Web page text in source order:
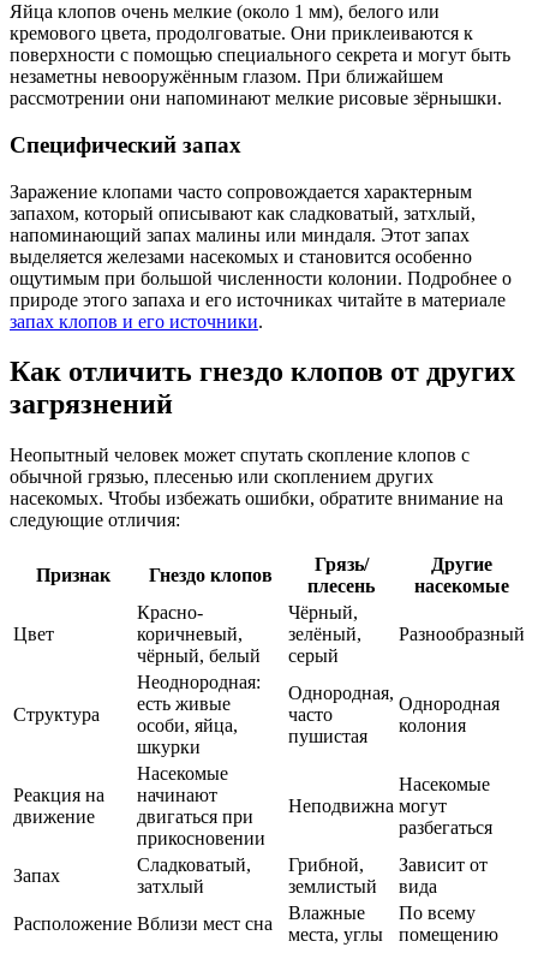
Яйца клопов очень мелкие (около 1 мм), белого или
кремового цвета, продолговатые. Они приклеиваются к
поверхности с помощью специального секрета и могут быть
незаметны невооружённым глазом. При ближайшем
рассмотрении они напоминают мелкие рисовые зёрнышки.
Специфический запах
Заражение клопами часто сопровождается характерным
запахом, который описывают как сладковатый, затхлый,
напоминающий запах малины или миндаля. Этот запах
выделяется железами насекомых и становится особенно
ощутимым при большой численности колонии. Подробнее о
природе этого запаха и его источниках читайте в материале
запах клопов и его источники.
Как отличить гнездо клопов от других
загрязнений
Неопытный человек может спутать скопление клопов с
обычной грязью, плесенью или скоплением других
насекомых. Чтобы избежать ошибки, обратите внимание на
следующие отличия:
Признак Гнездо клопов
Грязь/
плесень
Другие
насекомые
Цвет
Красно-
коричневый,
чёрный, белый
Чёрный,
зелёный,
серый
Разнообразный
Структура
Неоднородная:
есть живые
особи, яйца,
шкурки
Однородная,
часто
пушистая
Однородная
колония
Реакция на
движение
Насекомые
начинают
двигаться при
прикосновении
Неподвижна
Насекомые
могут
разбегаться
Запах
Сладковатый,
затхлый
Грибной,
землистый
Зависит от
вида
Расположение Вблизи мест сна
Влажные
места, углы
По всему
помещению